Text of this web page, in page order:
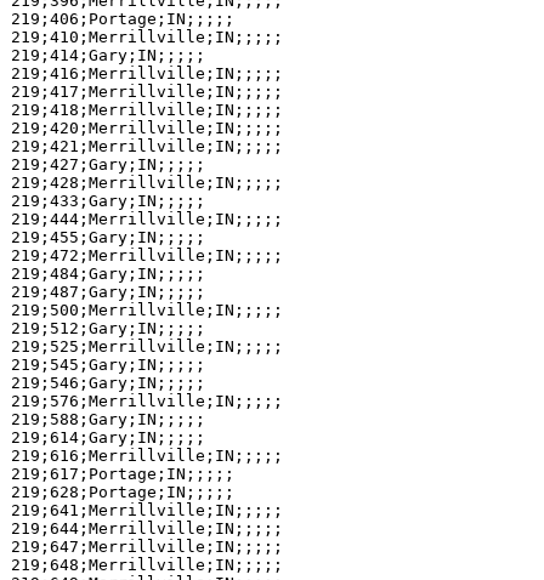
219;406;Portage;IN;;;;;
219;410;Merrillville;IN;;;;;
219;414;Gary;IN;;;;;
219;416;Merrillville;IN;;;;;
219;417;Merrillville;IN;;;;;
219;418;Merrillville;IN;;;;;
219;420;Merrillville;IN;;;;;
219;421;Merrillville;IN;;;;;
219;427;Gary;IN;;;;;
219;428;Merrillville;IN;;;;;
219;433;Gary;IN;;;;;
219;444;Merrillville;IN;;;;;
219;455;Gary;IN;;;;;
219;472;Merrillville;IN;;;;;
219;484;Gary;IN;;;;;
219;487;Gary;IN;;;;;
219;500;Merrillville;IN;;;;;
219;512;Gary;IN;;;;;
219;525;Merrillville;IN;;;;;
219;545;Gary;IN;;;;;
219;546;Gary;IN;;;;;
219;576;Merrillville;IN;;;;;
219;588;Gary;IN;;;;;
219;614;Gary;IN;;;;;
219;616;Merrillville;IN;;;;;
219;617;Portage;IN;;;;;
219;628;Portage;IN;;;;;
219;641;Merrillville;IN;;;;;
219;644;Merrillville;IN;;;;;
219;647;Merrillville;IN;;;;;
219;648;Merrillville;IN;;;;;